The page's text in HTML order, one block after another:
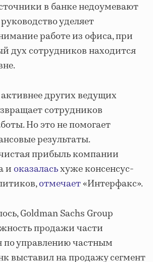
в банке недоумевают
уделяет
работе из офиса, при
дух сотрудников находится
других ведущих
сотрудников
Но это не помогает
результаты.
прибыль компании
иоказаласьхуже консенсус-
отмечает«Интерфакс».
Goldman Sachs Group
продажи части
по управлению частным
выставил на продажу сегмент